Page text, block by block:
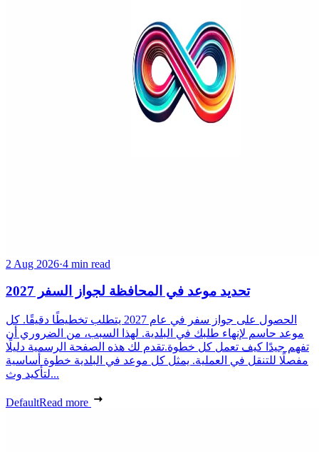
2 Aug 2026·4 min read
تحديد موعد في المحافظة لجواز السفر 2027
الحصول على جواز سفر في عام 2027 يتطلب تخطيطًا دقيقًا. كل
موعد حاسم لإنهاء طلبك في البلدية. لهذا السبب، من الضروري أن
تفهم جيدًا كيف تعمل كل خطوة.تقدم لك هذه الصفحة الرسمية دليلًا
مفصلًا للتنقل في العملية. يمثل كل موعد في البلدية خطوة أساسية
لتأكيد وث...
DefaultRead more